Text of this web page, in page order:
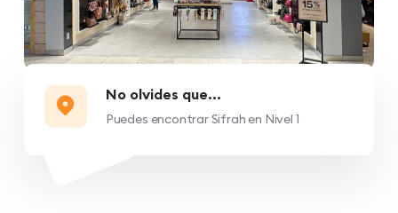
No olvides que...
Puedes encontrar Sifrah en Nivel 1